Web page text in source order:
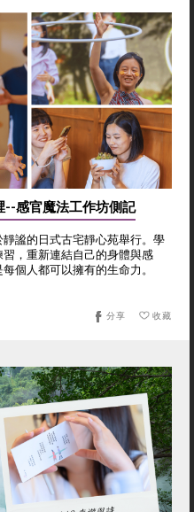
--感官魔法工作坊側記
謐的日式古宅靜心苑舉行。學
，重新連結自己的身體與感
個人都可以擁有的生命力。
收藏
分享